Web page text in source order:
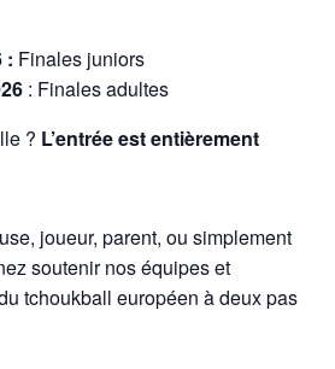
: Finales juniors
: Finales adultes
? L’entrée est entièrement
joueur, parent, ou simplement
soutenir nos équipes et
tchoukball européen à deux pas